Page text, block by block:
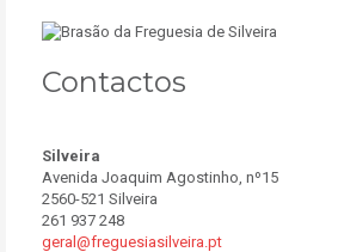
Contactos
Silveira
Avenida Joaquim Agostinho, nº15
2560-521 Silveira
261 937 248
geral@freguesiasilveira.pt